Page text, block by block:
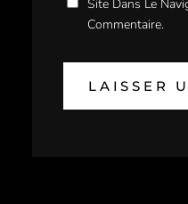
Site Dans Le
Commentaire.